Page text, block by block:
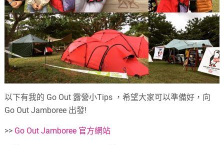
以下有我的 Go Out 露營小Tips ，希望大家可以準備好，向
Go Out Jamboree 出發!
>> Go Out Jamboree 官方網站